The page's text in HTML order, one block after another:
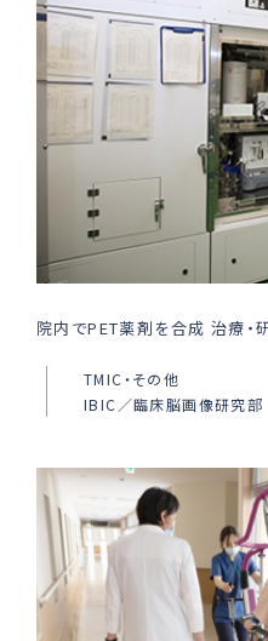
院内でPET薬剤を合成 治療・
TMIC・その他
IBIC／臨床脳画像研究部